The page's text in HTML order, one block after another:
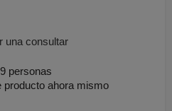
una consultar
personas
producto ahora mismo